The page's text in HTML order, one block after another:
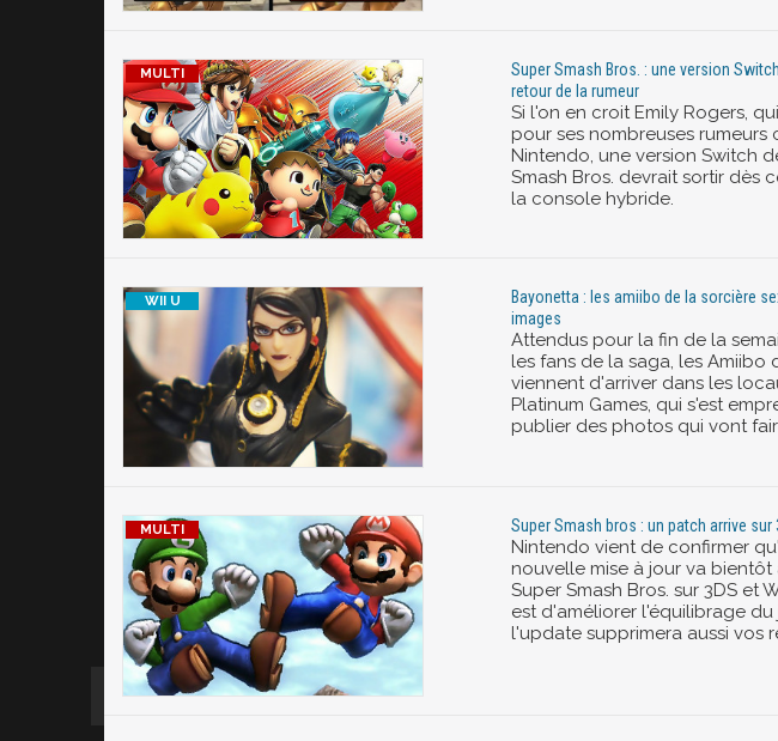
Super Smash Bros. : une version
retour de la rumeur
Si l'on en croit Emily Rogers,
pour ses nombreuses rumeurs
Nintendo, une version Switch
Smash Bros. devrait sortir dès
la console hybride.
Bayonetta : les amiibo de la sorcière
images
Attendus pour la fin de la
les fans de la saga, les Amiibo
viennent d'arriver dans les
Platinum Games, qui s'est
publier des photos qui vont
Super Smash bros : un patch arrive sur
Nintendo vient de confirmer
nouvelle mise à jour va bientôt
Super Smash Bros. sur 3DS et
est d'améliorer l'équilibrage du
l'update supprimera aussi vos